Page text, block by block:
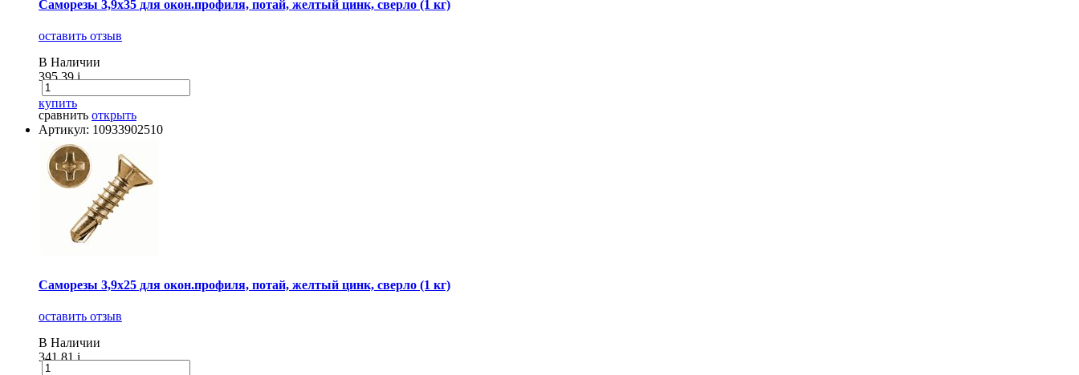
Саморезы 3,9х35 для окон.профиля, потай, желтый цинк, сверло (1 кг)
оставить отзыв
В Наличии
395.39i
купить
сравнить открыть
Артикул: 10933902510
Саморезы 3,9х25 для окон.профиля, потай, желтый цинк, сверло (1 кг)
оставить отзыв
В Наличии
341.81i